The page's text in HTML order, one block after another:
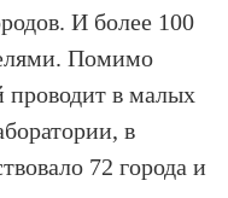
И более 100
Помимо
проводит в малых
в
72 города и